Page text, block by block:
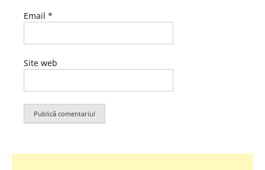
Email *
Site web